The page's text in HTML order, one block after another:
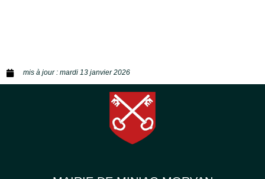
mis à jour : mardi 13 janvier 2026